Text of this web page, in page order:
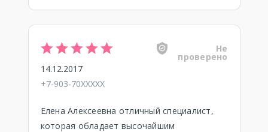
Не
проверено
14.12.2017
+7-903-70XXXXX
Елена Алексеевна отличный специалист,
которая обладает высочайшим